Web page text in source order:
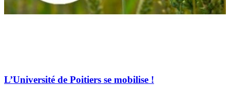
L’Université de Poitiers se mobilise !